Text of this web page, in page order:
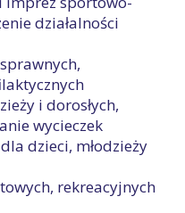
działalności
i dorosłych,
wycieczek
dzieci, młodzieży
rekreacyjnych